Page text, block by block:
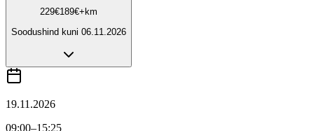
229€189€+km
Soodushind kuni 06.11.2026
19.11.2026
09:00–15:25